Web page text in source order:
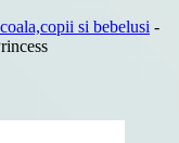
si bebelusi -